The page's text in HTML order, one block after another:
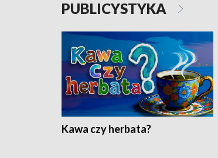
PUBLICYSTYKA
Kawa czy herbata?